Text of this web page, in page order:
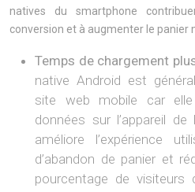
natives du smartphone
conversion et à augmenter le panier
Temps de chargement
native Android est
site web mobile car
données sur l’appareil de
améliore l’expérience
d’abandon de panier et
pourcentage de